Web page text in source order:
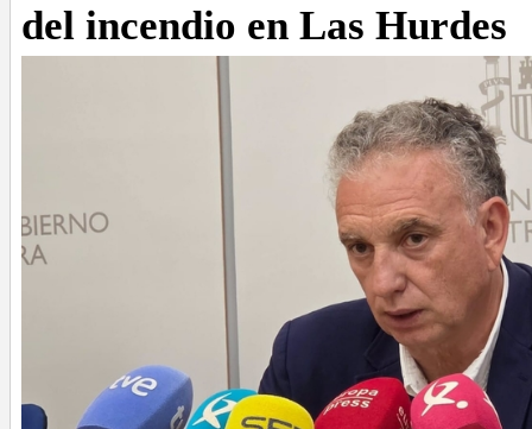
del incendio en Las Hurdes